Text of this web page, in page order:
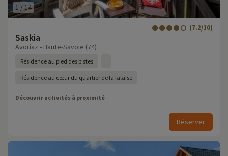
1 /14
Saskia
(7.2/10)
Avoriaz - Haute-Savoie (74)
Résidence au pied des pistes
Résidence au cœur du quartier de la falaise
Découvrir activités à proximité
Réserver